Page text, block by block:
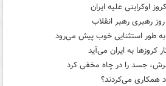
اوکراینی علیه ایران
به طور استثنایی خوب پیش می‌رود
کروزها به ایران می‌آید
جسد را در چاه مخفی کرد
همکاری می‌کردند؟